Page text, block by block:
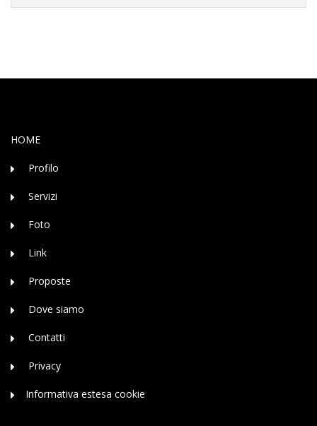
HOME
Profilo
Servizi
Foto
Link
Proposte
Dove siamo
Contatti
Privacy
Informativa estesa cookie